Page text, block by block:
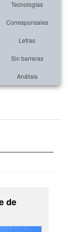
Tecnologías
Corresponsales
Letras
Sin barreras
Análisis
de